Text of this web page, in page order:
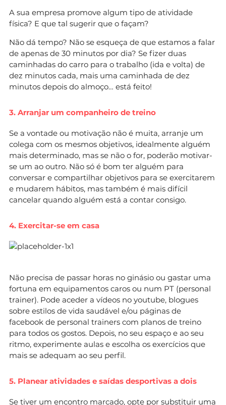
A sua empresa promove algum tipo de atividade
física? E que tal sugerir que o façam?
Não dá tempo? Não se esqueça de que estamos a falar
de apenas de 30 minutos por dia? Se fizer duas
caminhadas do carro para o trabalho (ida e volta) de
dez minutos cada, mais uma caminhada de dez
minutos depois do almoço… está feito!
3. Arranjar um companheiro de treino
Se a vontade ou motivação não é muita, arranje um
colega com os mesmos objetivos, idealmente alguém
mais determinado, mas se não o for, poderão motivar-
se um ao outro. Não só é bom ter alguém para
conversar e compartilhar objetivos para se exercitarem
e mudarem hábitos, mas também é mais difícil
cancelar quando alguém está a contar consigo.
4. Exercitar-se em casa
Não precisa de passar horas no ginásio ou gastar uma
fortuna em equipamentos caros ou num PT (personal
trainer). Pode aceder a vídeos no youtube, blogues
sobre estilos de vida saudável e/ou páginas de
facebook de personal trainers com planos de treino
para todos os gostos. Depois, no seu espaço e ao seu
ritmo, experimente aulas e escolha os exercícios que
mais se adequam ao seu perfil.
5. Planear atividades e saídas desportivas a dois
Se tiver um encontro marcado, opte por substituir uma